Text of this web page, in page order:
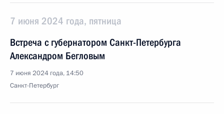
7 июня 2024 года, пятница
Встреча с губернатором Санкт-Петербурга
Александром Бегловым
7 июня 2024 года, 14:50
Санкт-Петербург